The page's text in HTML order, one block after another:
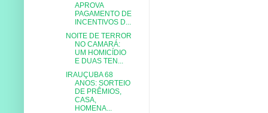
APROVA
PAGAMENTO DE
INCENTIVOS D...
NOITE DE TERROR
NO CAMARÁ:
UM HOMICÍDIO
E DUAS TEN...
IRAUÇUBA 68
ANOS: SORTEIO
DE PRÊMIOS,
CASA,
HOMENA...